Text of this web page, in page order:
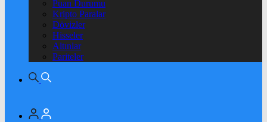
Puan Durumu
Kripto Paralar
Dövizler
Hisseler
Altınlar
Pariteler